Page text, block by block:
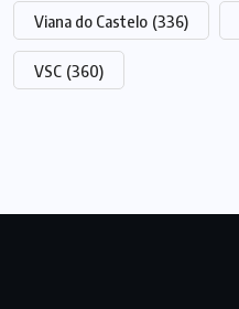
Viana do Castelo (336)
VSC (360)